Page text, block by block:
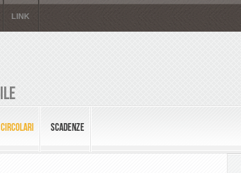
LINK
CIRCOLARI SCADENZE